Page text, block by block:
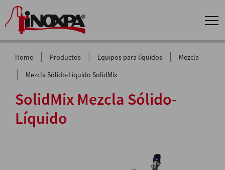
Home | Productos | Equipos para líquidos | Mezcla
| Mezcla Sólido-Líquido SolidMix
SolidMix Mezcla Sólido-
Líquido